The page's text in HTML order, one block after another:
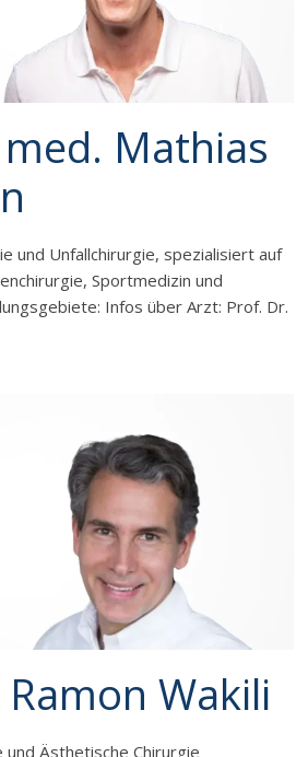
Mathias
und Unfallchirurgie, spezialisiert auf
Sportmedizin und
Infos über Arzt: Prof. Dr.
Wakili
und Ästhetische Chirurgie